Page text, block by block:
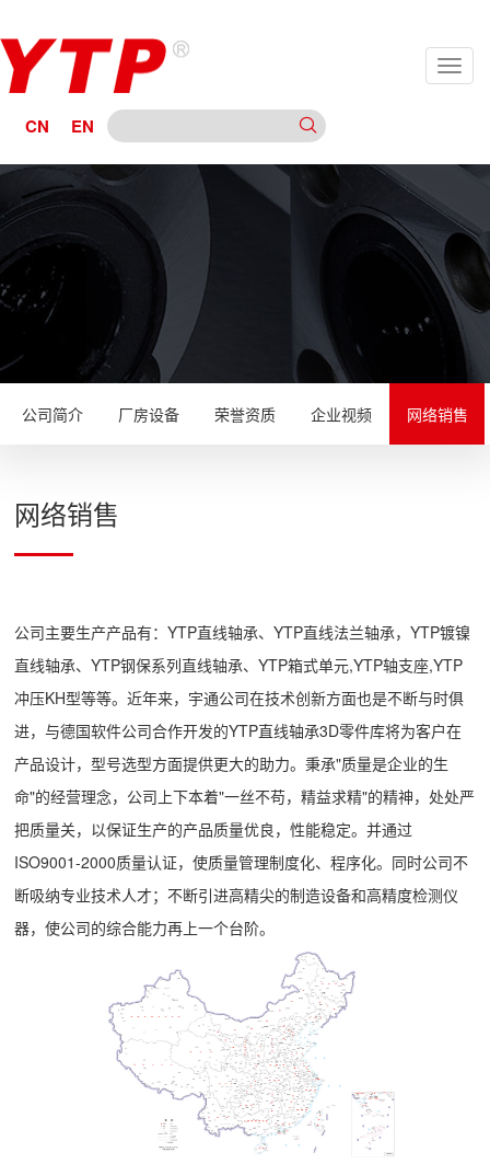
CN EN
公司简介 厂房设备 荣誉资质 企业视频 网络销售
网络销售
公司主要生产产品有：YTP直线轴承、YTP直线法兰轴承，YTP镀镍
直线轴承、YTP钢保系列直线轴承、YTP箱式单元,YTP轴支座,YTP
冲压KH型等等。近年来，宇通公司在技术创新方面也是不断与时俱
进，与德国软件公司合作开发的YTP直线轴承3D零件库将为客户在
产品设计，型号选型方面提供更大的助力。秉承"质量是企业的生
命"的经营理念，公司上下本着"一丝不苟，精益求精"的精神，处处严
把质量关，以保证生产的产品质量优良，性能稳定。并通过
ISO9001-2000质量认证，使质量管理制度化、程序化。同时公司不
断吸纳专业技术人才；不断引进高精尖的制造设备和高精度检测仪
器，使公司的综合能力再上一个台阶。